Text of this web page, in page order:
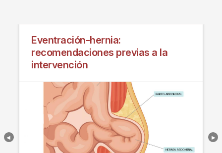
Eventración-hernia:
recomendaciones previas a la
intervención